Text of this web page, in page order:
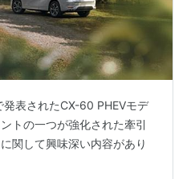
表されたCX-60 PHEVモデ
トの一つが強化された牽引
関して興味深い内容があり